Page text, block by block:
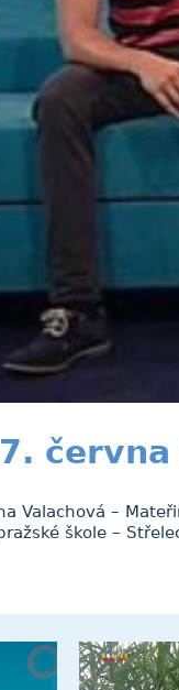
června
Valachová –
škole –